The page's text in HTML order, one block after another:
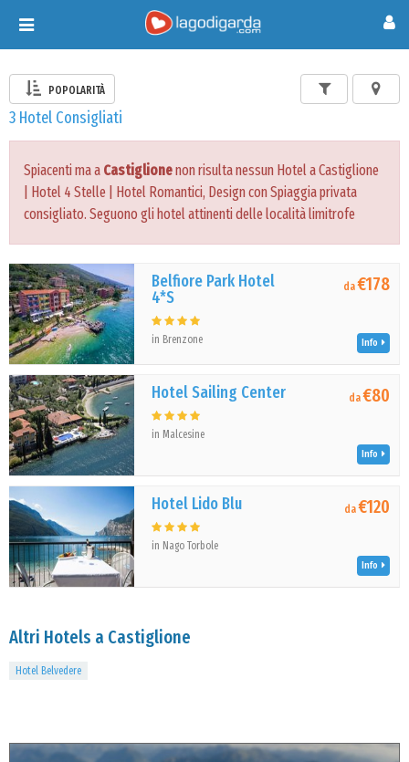
Toggle
navigation
POPOLARITÀ
3 Hotel Consigliati
Spiacenti ma a Castiglionenon risulta nessun Hotel a Castiglione
| Hotel 4 Stelle | Hotel Romantici, Design con Spiaggia privata
consigliato. Seguono gli hotel attinenti delle località limitrofe
Belfiore Park Hotel
4*S
in Brenzone
da€178
Info
Hotel Sailing Center
in Malcesine
da€80
Info
Hotel Lido Blu
in Nago Torbole
da€120
Info
Altri Hotels a Castiglione
Hotel Belvedere